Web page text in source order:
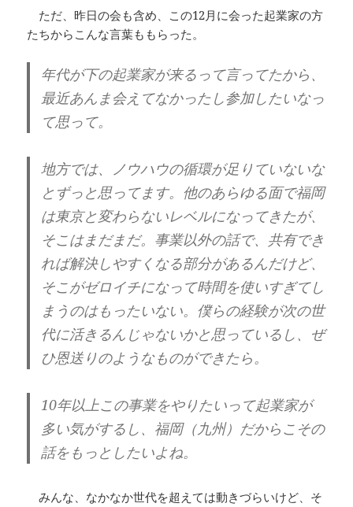
ただ、昨日の会も含め、この12月に会った起業家の方
たちからこんな言葉ももらった。
年代が下の起業家が来るって言ってたから、
最近あんま会えてなかったし参加したいなっ
て思って。
地方では、ノウハウの循環が足りていないな
とずっと思ってます。他のあらゆる面で福岡
は東京と変わらないレベルになってきたが、
そこはまだまだ。事業以外の話で、共有でき
れば解決しやすくなる部分があるんだけど、
そこがゼロイチになって時間を使いすぎてし
まうのはもったいない。僕らの経験が次の世
代に活きるんじゃないかと思っているし、ぜ
ひ恩送りのようなものができたら。
10年以上この事業をやりたいって起業家が
多い気がするし、福岡（九州）だからこその
話をもっとしたいよね。
みんな、なかなか世代を超えては動きづらいけど、そ